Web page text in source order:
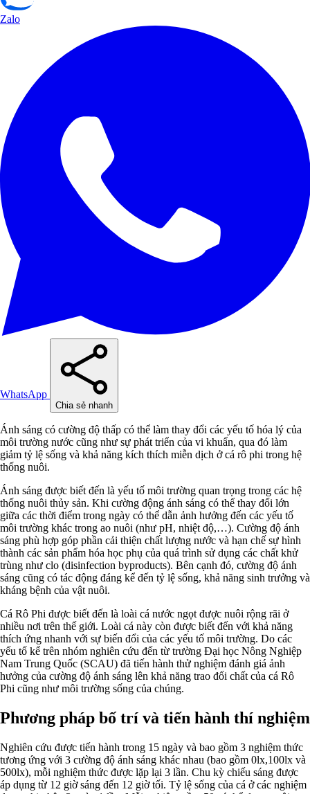
Zalo
WhatsApp
Chia sẻ nhanh
Ánh sáng có cường độ thấp có thể làm thay đổi các yếu tố hóa lý của
môi trường nước cũng như sự phát triển của vi khuẩn, qua đó làm
giảm tỷ lệ sống và khả năng kích thích miễn dịch ở cá rô phi trong hệ
thống nuôi.
Ánh sáng được biết đến là yếu tố môi trường quan trọng trong các hệ
thống nuôi thủy sản. Khi cường động ánh sáng có thể thay đổi lớn
giữa các thời điểm trong ngày có thể dẫn ảnh hưởng đến các yếu tố
môi trường khác trong ao nuôi (như pH, nhiệt độ,…). Cường độ ánh
sáng phù hợp góp phần cải thiện chất lượng nước và hạn chế sự hình
thành các sản phẩm hóa học phụ của quá trình sử dụng các chất khử
trùng như clo (disinfection byproducts). Bên cạnh đó, cường độ ánh
sáng cũng có tác động đáng kể đến tỷ lệ sống, khả năng sinh trưởng và
kháng bệnh của vật nuôi.
Cá Rô Phi được biết đến là loài cá nước ngọt được nuôi rộng rãi ở
nhiều nơi trên thế giới. Loài cá này còn được biết đến với khả năng
thích ứng nhanh với sự biến đổi của các yếu tố môi trường. Do các
yếu tố kể trên nhóm nghiên cứu đến từ trường Đại học Nông Nghiệp
Nam Trung Quốc (SCAU) đã tiến hành thử nghiệm đánh giá ảnh
hưởng của cường độ ánh sáng lên khả năng trao đổi chất của cá Rô
Phi cũng như môi trường sống của chúng.
Phương pháp bố trí và tiến hành thí nghiệm
Nghiên cứu được tiến hành trong 15 ngày và bao gồm 3 nghiệm thức
tương ứng với 3 cường độ ánh sáng khác nhau (bao gồm 0lx,100lx và
500lx), mỗi nghiệm thức được lặp lại 3 lần. Chu kỳ chiếu sáng được
áp dụng từ 12 giờ sáng đến 12 giờ tối. Tỷ lệ sống của cá ở các nghiệm